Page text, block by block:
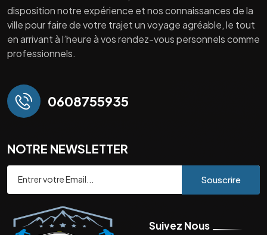
disposition notre expérience et nos connaissances de la
ville pour faire de votre trajet un voyage agréable, le tout
en arrivant à l’heure à vos rendez-vous personnels comme
professionnels.
0608755935
NOTRE NEWSLETTER
Souscrire
Suivez Nous